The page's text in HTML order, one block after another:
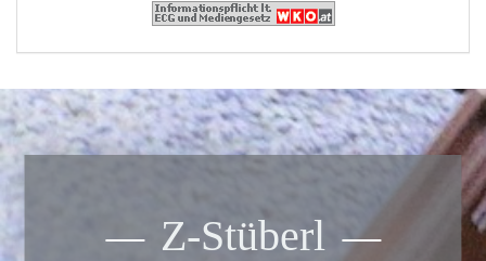
Z-Stüberl